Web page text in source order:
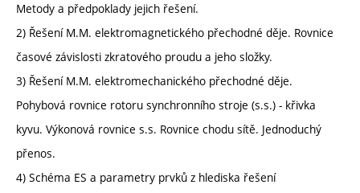
Metody a předpoklady jejich řešení.
2) Řešení M.M. elektromagnetického přechodné děje. Rovnice
časové závislosti zkratového proudu a jeho složky.
3) Řešení M.M. elektromechanického přechodné děje.
Pohybová rovnice rotoru synchronního stroje (s.s.) - křivka
kyvu. Výkonová rovnice s.s. Rovnice chodu sítě. Jednoduchý
přenos.
4) Schéma ES a parametry prvků z hlediska řešení